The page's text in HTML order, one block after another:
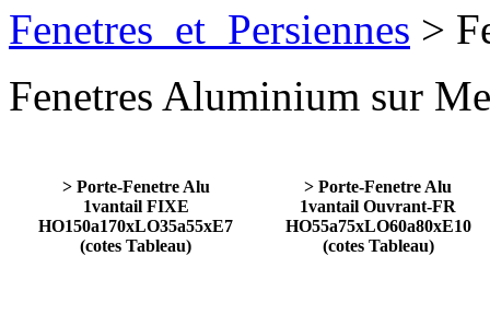
Fenetres_et_Persiennes >
Fenetres Aluminium sur
> Porte-Fenetre Alu
1vantail FIXE
HO150a170xLO35a55xE7
(cotes Tableau)
> Porte-Fenetre Alu
1vantail Ouvrant-FR
HO55a75xLO60a80xE10
(cotes Tableau)